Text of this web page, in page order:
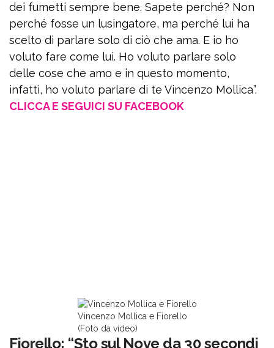
dei fumetti sempre bene. Sapete perché? Non
perché fosse un lusingatore, ma perché lui ha
scelto di parlare solo di ciò che ama. E io ho
voluto fare come lui. Ho voluto parlare solo
delle cose che amo e in questo momento,
infatti, ho voluto parlare di te Vincenzo Mollica”.
CLICCA E SEGUICI SU FACEBOOK
Vincenzo Mollica e Fiorello
(Foto da video)
Fiorello: “Sto sul Nove da 30 secondi